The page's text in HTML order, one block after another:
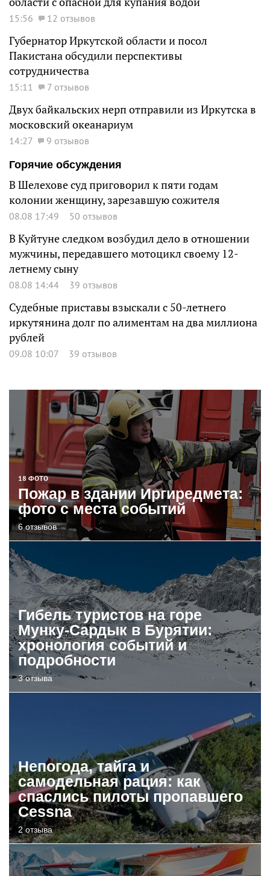
15:56 12 отзывов
Губернатор Иркутской области и посол
Пакистана обсудили перспективы
сотрудничества
15:11 7 отзывов
Двух байкальских нерп отправили из Иркутска в
московский океанариум
14:27
9 отзывов
Горячие обсуждения
В Шелехове суд приговорил к пяти годам
колонии женщину, зарезавшую сожителя
08.08 17:49 50 отзывов
В Куйтуне следком возбудил дело в отношении
мужчины, передавшего мотоцикл своему 12-
летнему сыну
08.08 14:44 39 отзывов
Судебные приставы взыскали с 50-летнего
иркутянина долг по алиментам на два миллиона
рублей
09.08 10:07 39 отзывов
18 ФОТО
Пожар в здании Иргиредмета:
фото с места событий
6 отзывов
Гибель туристов на горе
Мунку-Сардык в Бурятии:
хронология событий и
подробности
3 отзыва
Непогода, тайга и
самодельная рация: как
спаслись пилоты пропавшего
Cessna
2 отзыва